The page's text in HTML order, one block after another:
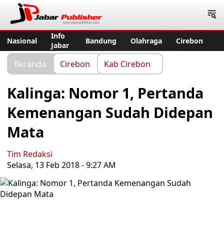
Nasional
Info
Jabar
Bandung Olahraga Cirebon
Beranda Cirebon Kab Cirebon
Kalinga: Nomor 1, Pertanda
Kemenangan Sudah Didepan
Mata
Tim Redaksi
Selasa, 13 Feb 2018 - 9:27 AM